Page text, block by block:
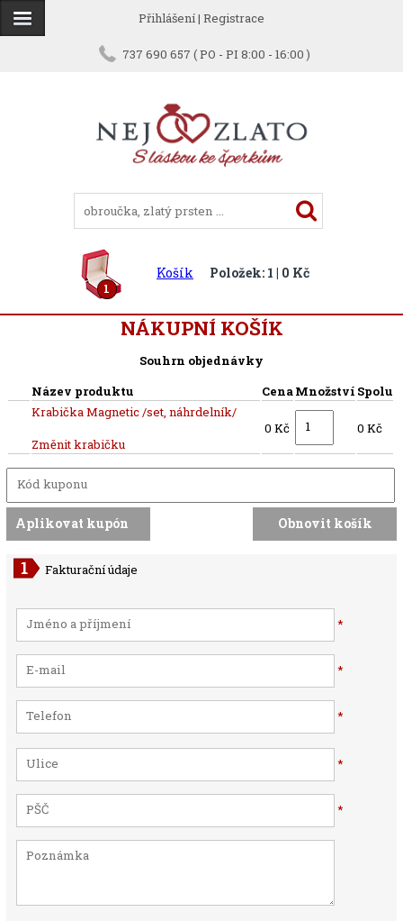
Přihlášení| Registrace
737 690 657 ( PO - PI 8:00 - 16:00 )
1
Košík Položek: 1 | 0 Kč
NÁKUPNÍ KOŠÍK
Souhrn objednávky
Název produktu
CenaMnožství Spolu
Krabička Magnetic /set, náhrdelník/
Změnit krabičku
0 Kč 0 Kč
Fakturační údaje
*
*
*
*
*